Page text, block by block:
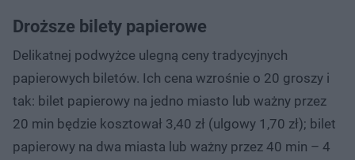
Droższe bilety papierowe
Delikatnej podwyżce ulegną ceny tradycyjnych
papierowych biletów. Ich cena wzrośnie o 20 groszy i
tak: bilet papierowy na jedno miasto lub ważny przez
20 min będzie kosztował 3,40 zł (ulgowy 1,70 zł); bilet
papierowy na dwa miasta lub ważny przez 40 min – 4